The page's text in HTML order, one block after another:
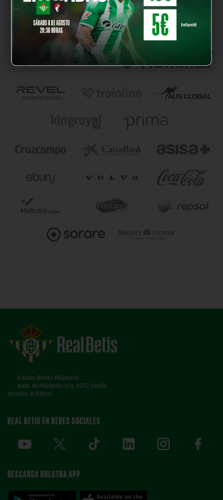
NUESTROS PARTNERS
Estadio Benito Villamarín
Avda. de Heliópolis s/n, 41012 Sevilla
Atención al Bético
REAL BETIS EN REDES SOCIALES
DESCARGA NUESTRA APP